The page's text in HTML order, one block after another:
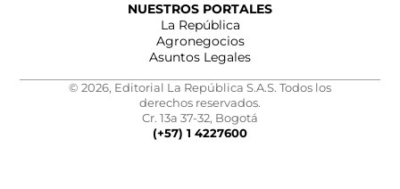
NUESTROS PORTALES
La República
Agronegocios
Asuntos Legales
© 2026, Editorial La República S.A.S. Todos los
derechos reservados.
Cr. 13a 37-32, Bogotá
(+57) 1 4227600